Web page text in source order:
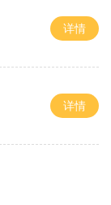
详情
详情